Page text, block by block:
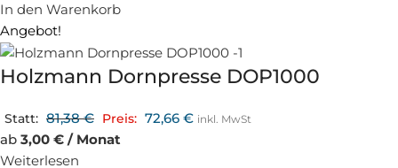
In den Warenkorb
Angebot!
Holzmann Dornpresse DOP1000
Statt: 81,38€ Preis: 72,66 € inkl. MwSt
ab 3,00 € / Monat
Weiterlesen